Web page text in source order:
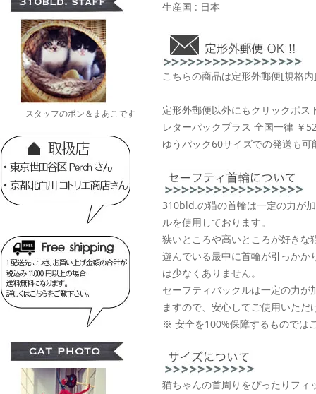
生産国 : 日本
こちらの商品は定形外郵便[規格
定形外郵便以外にもクリックポス
レターパックプラス 全国一律 ￥
ゆうパック60サイズでの発送も可
310bld.の猫の首輪は一定の力が
ルを使用しております。
狭いところや高いところが好きな
遊んでいる最中に首輪が引っか
は少なくありません。
セーフティバックルは一定の力
ますので、安心してご使用いただ
※ 安全を100%保障するものでは
猫ちゃんの首周りをぴったりフ
スタッフのボン＆まあこです